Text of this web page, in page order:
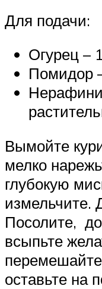
Для подачи:
Огурец –
Помидор
Вымойте
мелко
глубокую
измельчите.
Посолите,
всыпьте
оставьте на